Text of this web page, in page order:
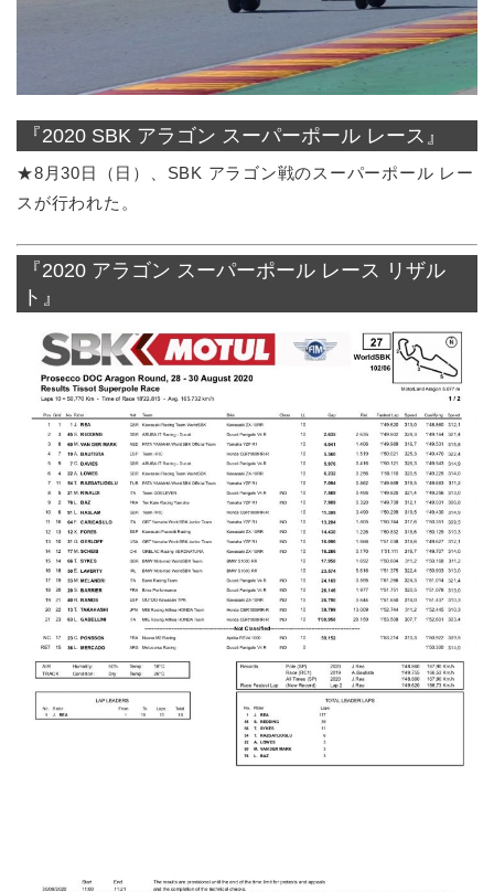
『2020 SBK アラゴン スーパーポール レース』
★8月30日（日）、SBK アラゴン戦のスーパーポール レー
スが行われた。
『2020 アラゴン スーパーポール レース リザル
ト』